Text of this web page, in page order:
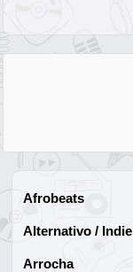
Afrobeats
Alternativo / Indie
Arrocha